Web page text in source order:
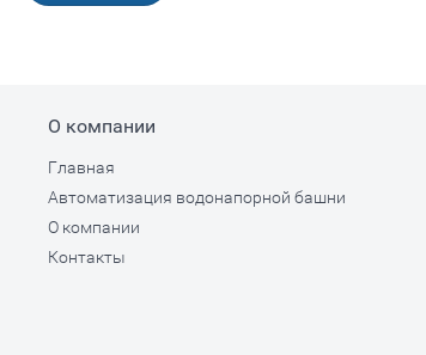
О компании
Главная
Автоматизация водонапорной башни
О компании
Контакты